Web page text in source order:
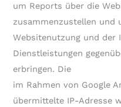
um Reports über die
zusammenzustellen und
Websitenutzung und der
Dienstleistungen
erbringen. Die
im Rahmen von Google
übermittelte IP-Adresse